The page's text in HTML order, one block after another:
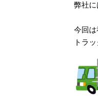
弊社
今回
トラ